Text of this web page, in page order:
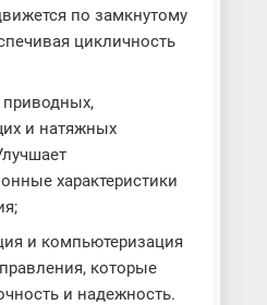
по замкнутому
цикличность
и натяжных
характеристики
и компьютеризация
которые
и надежность.